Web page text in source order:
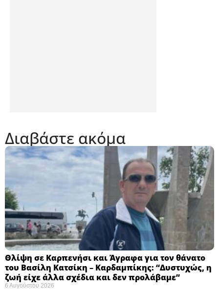
Διαβάστε ακόμα
Θλίψη σε Καρπενήσι και Άγραφα για τον θάνατο
του Βασίλη Κατσίκη – Καρδαμπίκης: “Δυστυχώς, η
ζωή είχε άλλα σχέδια και δεν προλάβαμε”
6 Αυγούστου 2026